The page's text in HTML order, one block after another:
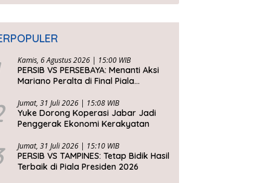
Kamis, 6 Agustus 2026 | 15:00 WIB
PERSIB VS PERSEBAYA: Menanti Aksi
Mariano Peralta di Final Piala
Jumat, 31 Juli 2026 | 15:08 WIB
Yuke Dorong Koperasi Jabar Jadi
Penggerak Ekonomi Kerakyatan
Jumat, 31 Juli 2026 | 15:10 WIB
PERSIB VS TAMPINES: Tetap Bidik Hasil
Terbaik di Piala Presiden 2026